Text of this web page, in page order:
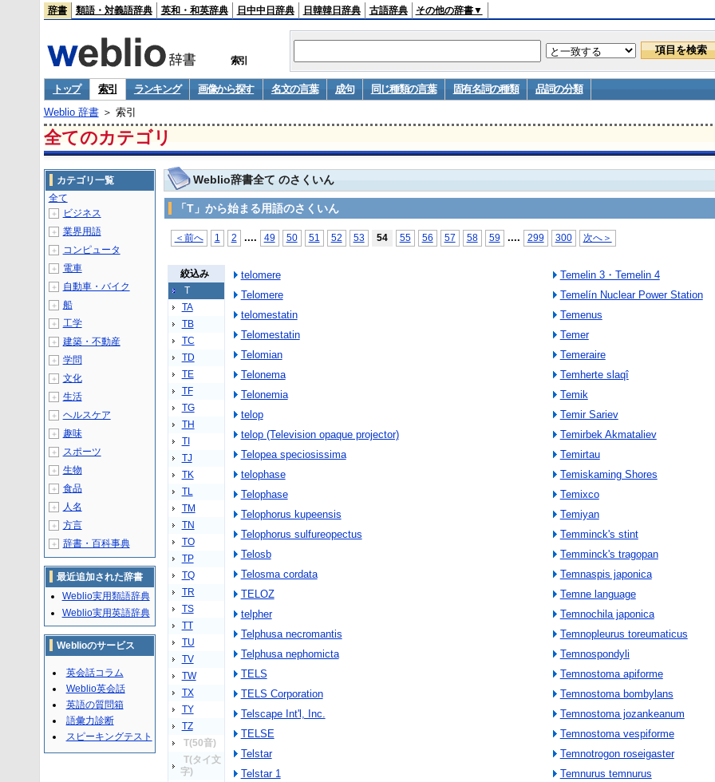
辞書 類語・対義語辞典 英和・和英辞典 日中中日辞典 日韓韓日辞典 古語辞典 その他の辞書▼
索引
トップ 索引 ランキング 画像から探す 名文の言葉 成句 同じ種類の言葉 固有名詞の種類
品詞の分類
Weblio 辞書＞ 索引
全てのカテゴリ
Weblio辞書全て のさくいん
「T」から始まる用語のさくいん
＜前へ 1 2 .... 49 50 51 52 53 54 55 56 57 58 59 .... 299 300 次へ＞
絞込み
T
TA
TB
TC
TD
TE
TF
TG
TH
TI
TJ
TK
TL
TM
TN
TO
TP
TQ
TR
TS
TT
TU
TV
TW
TX
TY
TZ
T(50音)
T(タイ文
字)
telomere
Telomere
telomestatin
Telomestatin
Telomian
Telonema
Telonemia
telop
telop (Television opaque projector)
Telopea speciosissima
telophase
Telophase
Telophorus kupeensis
Telophorus sulfureopectus
Telosb
Telosma cordata
TELOZ
telpher
Telphusa necromantis
Telphusa nephomicta
TELS
TELS Corporation
Telscape Int'l, Inc.
TELSE
Telstar
Telstar 1
Temelin 3・Temelin 4
Temelín Nuclear Power Station
Temenus
Temer
Temeraire
Temherte slaqî
Temik
Temir Sariev
Temirbek Akmataliev
Temirtau
Temiskaming Shores
Temixco
Temiyan
Temminck's stint
Temminck's tragopan
Temnaspis japonica
Temne language
Temnochila japonica
Temnopleurus toreumaticus
Temnospondyli
Temnostoma apiforme
Temnostoma bombylans
Temnostoma jozankeanum
Temnostoma vespiforme
Temnotrogon roseigaster
Temnurus temnurus
カテゴリ一覧
全て
＋ ビジネス
＋ 業界用語
＋ コンピュータ
＋ 電車
＋ 自動車・バイク
＋ 船
＋ 工学
＋ 建築・不動産
＋ 学問
＋ 文化
＋ 生活
＋ ヘルスケア
＋ 趣味
＋ スポーツ
＋ 生物
＋ 食品
＋ 人名
＋ 方言
＋ 辞書・百科事典
最近追加された辞書
Weblio実用類語辞典
Weblio実用英語辞典
Weblioのサービス
英会話コラム
Weblio英会話
英語の質問箱
語彙力診断
スピーキングテスト